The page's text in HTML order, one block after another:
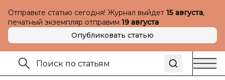
Отправьте статью сегодня! Журнал выйдет 15 августа,
печатный экземпляр отправим 19 августа
Опубликовать статью